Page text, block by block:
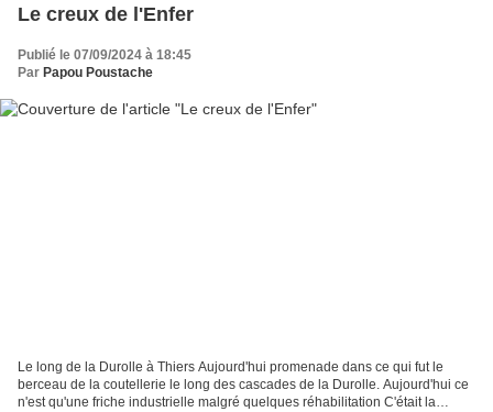
Le creux de l'Enfer
Publié le 07/09/2024 à 18:45
Par Papou Poustache
Le long de la Durolle à Thiers Aujourd'hui promenade dans ce qui fut le
berceau de la coutellerie le long des cascades de la Durolle. Aujourd'hui ce
n'est qu'une friche industrielle malgré quelques réhabilitation C'était la